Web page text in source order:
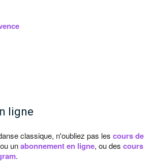
ligne
classique, n'oubliez pas les cours de
unabonnement en ligne, ou des cours
.